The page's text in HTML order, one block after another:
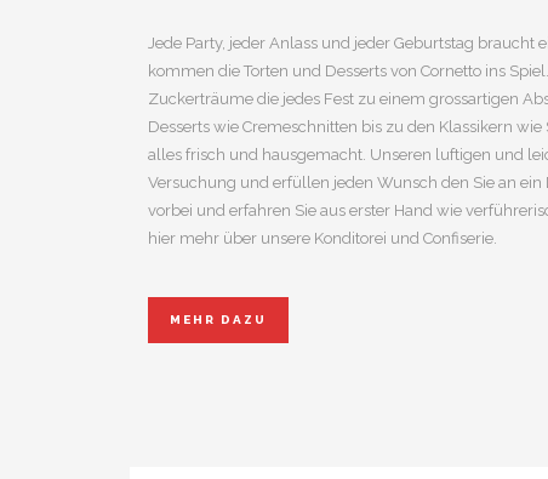
Jede Party, jeder Anlass und jeder Geburtstag braucht
kommen die Torten und Desserts von Cornetto ins
Zuckerträume die jedes Fest zu einem grossartigen
Desserts wie Cremeschnitten bis zu den Klassikern
alles frisch und hausgemacht. Unseren luftigen und
Versuchung und erfüllen jeden Wunsch den Sie an ein
vorbei und erfahren Sie aus erster Hand wie
hier mehr über unsere Konditorei und Confiserie.
MEHR DAZU